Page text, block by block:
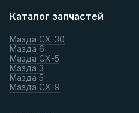
Каталог запчастей
Мазда СХ-30
Мазда 6
Мазда СХ-5
Мазда 3
Мазда 5
Мазда СХ-9